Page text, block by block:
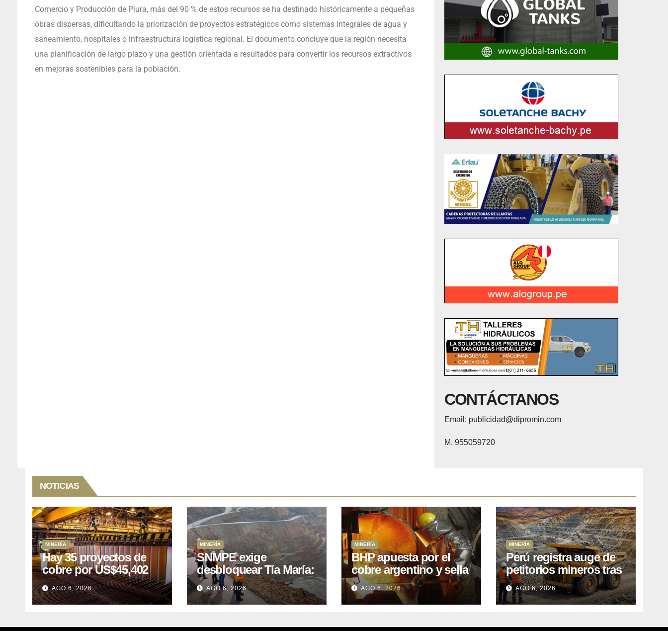
Comercio y Producción de Piura, más del 90 % de estos recursos se ha destinado históricamente a pequeñas
obras dispersas, dificultando la priorización de proyectos estratégicos como sistemas integrales de agua y
saneamiento, hospitales o infraestructura logística regional. El documento concluye que la región necesita
una planificación de largo plazo y una gestión orientada a resultados para convertir los recursos extractivos
en mejoras sostenibles para la población.
CONTÁCTANOS
Email: publicidad@dipromin.com
M. 955059720
NOTICIAS
MINERÍA
Hay 35 proyectos de
cobre por US$45,402
millones que Perú
puede aprovechar
AGO 6, 2026
MINERÍA
SNMPE exige
desbloquear Tía María:
el proyecto de
US$1.400M que Perú
lleva 15 años
AGO 6, 2026
MINERÍA
BHP apuesta por el
cobre argentino y sella
acuerdo con Kobrea
para siete proyecto
AGO 6, 2026
MINERÍA
Perú registra auge de
petitorios mineros tras
liberación de más de
mil concesiones para
explorar cobre y oro
AGO 6, 2026